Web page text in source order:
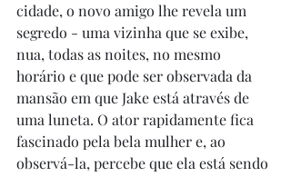
cidade, o novo amigo lhe revela um
segredo - uma vizinha que se exibe,
nua, todas as noites, no mesmo
horário e que pode ser observada da
mansão em que Jake está através de
uma luneta. O ator rapidamente fica
fascinado pela bela mulher e, ao
observá-la, percebe que ela está sendo